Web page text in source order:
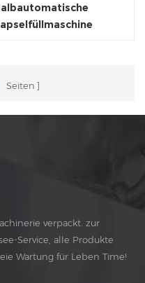
Seiten
verpackt. zur
Service, alle Produkte
Wartung für Leben Time!